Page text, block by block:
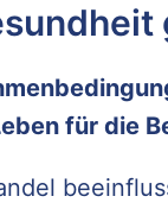
für die